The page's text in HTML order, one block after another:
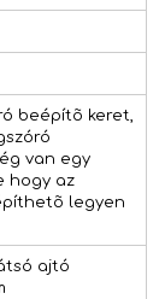
beépítõ keret,
van egy
hogy az
legyen
ajtó